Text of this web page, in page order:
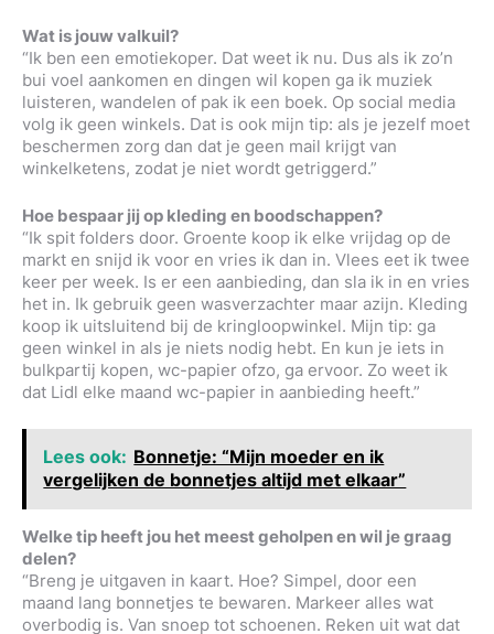
Wat is jouw valkuil?
“Ik ben een emotiekoper. Dat weet ik nu. Dus als ik zo’n
bui voel aankomen en dingen wil kopen ga ik muziek
luisteren, wandelen of pak ik een boek. Op social media
volg ik geen winkels. Dat is ook mijn tip: als je jezelf moet
beschermen zorg dan dat je geen mail krijgt van
winkelketens, zodat je niet wordt getriggerd.”
Hoe bespaar jij op kleding en boodschappen?
“Ik spit folders door. Groente koop ik elke vrijdag op de
markt en snijd ik voor en vries ik dan in. Vlees eet ik twee
keer per week. Is er een aanbieding, dan sla ik in en vries
het in. Ik gebruik geen wasverzachter maar azijn. Kleding
koop ik uitsluitend bij de kringloopwinkel. Mijn tip: ga
geen winkel in als je niets nodig hebt. En kun je iets in
bulkpartij kopen, wc-papier ofzo, ga ervoor. Zo weet ik
dat Lidl elke maand wc-papier in aanbieding heeft.”
Lees ook: Bonnetje: “Mijn moeder en ik
vergelijken de bonnetjes altijd met elkaar”
Welke tip heeft jou het meest geholpen en wil je graag
delen?
“Breng je uitgaven in kaart. Hoe? Simpel, door een
maand lang bonnetjes te bewaren. Markeer alles wat
overbodig is. Van snoep tot schoenen. Reken uit wat dat